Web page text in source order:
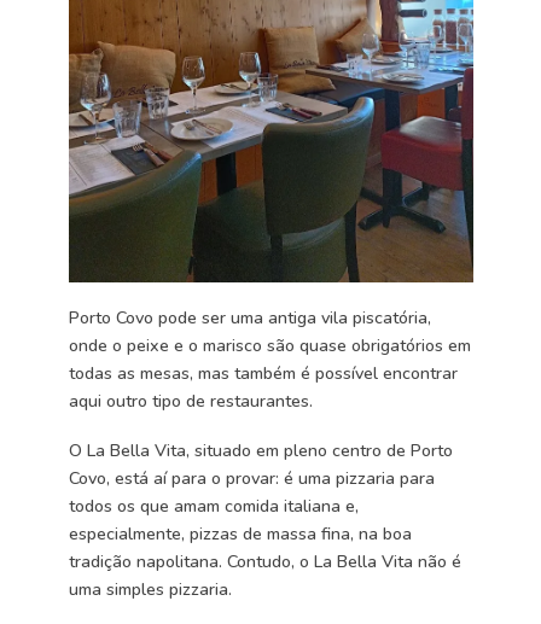
Porto Covo pode ser uma antiga vila piscatória,
onde o peixe e o marisco são quase obrigatórios em
todas as mesas, mas também é possível encontrar
aqui outro tipo de restaurantes.
O La Bella Vita, situado em pleno centro de Porto
Covo, está aí para o provar: é uma pizzaria para
todos os que amam comida italiana e,
especialmente, pizzas de massa fina, na boa
tradição napolitana. Contudo, o La Bella Vita não é
uma simples pizzaria.